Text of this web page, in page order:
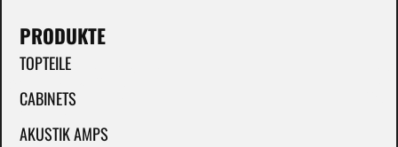
PRODUKTE
TOPTEILE
CABINETS
AKUSTIK AMPS